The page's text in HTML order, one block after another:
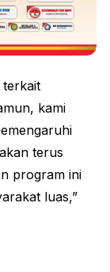
terkait
kami
terus
program ini
luas,”